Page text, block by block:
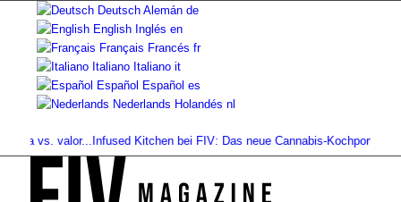
Deutsch Alemán de
English Inglés en
Français Francés fr
Italiano Italiano it
Español Español es
Nederlands Holandés nl
vs. valor...Infused Kitchen bei FIV: Das neue Cannabis-Kochportal